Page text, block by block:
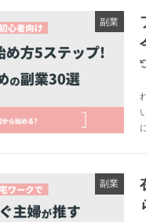
副業
副業